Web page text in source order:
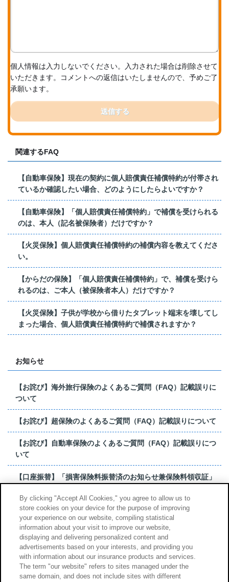
個人情報は入力しないでください。入力された場合は削除させて
いただきます。コメントへの返信はいたしませんので、予めご了
承願います。
送信する
関連するFAQ
【自動車保険】現在の契約に個人賠償責任補償特約が付帯され
ているか確認したい場合、どのようにしたらよいですか？
【自動車保険】「個人賠償責任補償特約」で補償を受けられる
のは、本人（記名被保険者）だけですか？
【火災保険】個人賠償責任補償特約の補償内容を教えてくださ
い。
【からだの保険】「個人賠償責任補償特約」で、補償を受けら
れるのは、ご本人（被保険者本人）だけですか？
【火災保険】子供が学校から借りたタブレット端末を壊してし
まった場合、個人賠償責任補償特約で補償されますか？
お知らせ
【お詫び】海外旅行保険のよくあるご質問（FAQ）記載誤りに
ついて
【お詫び】超保険のよくあるご質問（FAQ）記載誤りについて
【お詫び】自動車保険のよくあるご質問（FAQ）記載誤りにつ
いて
【口座振替】「損害保険料振替済のお知らせ兼保険料領収証」
【お詫び】超保険のよくあるご質問（FAQ）記載誤りについて
もっと見る
サイトのご利用について 勧誘方針
By clicking "Accept All Cookies," you agree to allow us to
store cookies on your device for the purpose of improving
your experience on our website, compiling statistical
information about your visit to improve our website,
displaying and delivering personalized content and
advertisements based on your interests, and providing you
with information about our insurance products and services.
The term "our website" refers to sites managed under the
same domain, and does not include sites with different